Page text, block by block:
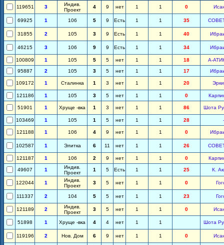
119651
3
Индив.
Проект
4 9 нет 1 1 0
69925 1 106 5 9 Есть 1 1 35
31855 2 105 3 9 Есть 1 1 40
46215 3 106 9 9 Есть 1 1 34
100809 1 105 5 5 нет 1 1 18
А-
95887
2 105 3 5 нет 1 1 17
109172 1 Сталинка 1 3 нет 1 1 20
121186 1 105 3 5 нет 1 1 0
51901 1 Хруще -вка 1 3 нет 1 1 86 Шота
103469 1 105 1 5 нет 1 1 28 -
121188 1 106 4 9 нет 1 1 0
102587 1 Элитка 6 11 нет 1 1 26
121187 1 106 2 9 нет 1 1 0
49607 1
Индив.
Проект
1 5 Есть 1 1 25 К.
122044 1
Индив.
Проект
3 5 нет 1 1 0
111337 2 104 5 5 нет 1 1 23
121189 2
Индив.
Проект
3 5 нет 1 1 0
51898 1 Хруще -вка 4 4 нет 1 1 Шота
119196 2 Нов. Дом 6 9 нет 1 1 0